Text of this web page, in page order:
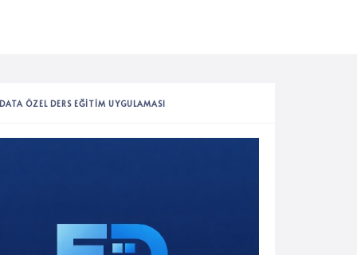
ÖZEL DERS EĞITIM UYGULAMASI